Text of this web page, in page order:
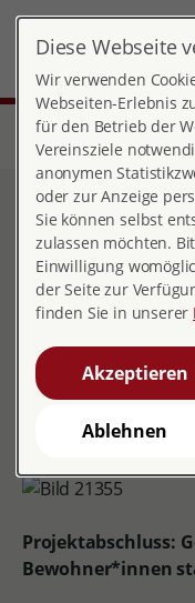
Start Über pro familia
Unsere Projekte
Gesundheitsförderung für
Projektabschluss:
Bewohner*innen
Diese Webseite
Wir verwenden
Webseiten-Erlebnis
für den Betrieb der
Vereinsziele
anonymen
oder zur Anzeige
Sie können selbst
zulassen möchten.
Einwilligung
der Seite zur
finden Sie in unserer
Akzeptieren
Ablehnen